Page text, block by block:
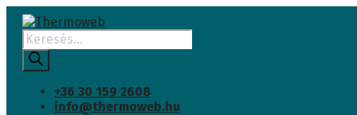
Kilépés
tartalomba
Products
search
+36 30 159 2608
info@thermoweb.hu
CSAK BELTÉRI EGYSÉG INGYENES SZÁLLÍTÁS